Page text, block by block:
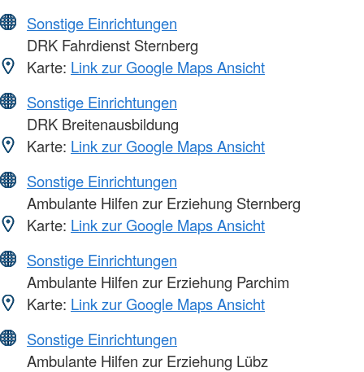
Sonstige Einrichtungen
DRK Fahrdienst Sternberg
Karte: Link zur Google Maps Ansicht
Sonstige Einrichtungen
DRK Breitenausbildung
Karte: Link zur Google Maps Ansicht
Sonstige Einrichtungen
Ambulante Hilfen zur Erziehung Sternberg
Karte: Link zur Google Maps Ansicht
Sonstige Einrichtungen
Ambulante Hilfen zur Erziehung Parchim
Karte: Link zur Google Maps Ansicht
Sonstige Einrichtungen
Ambulante Hilfen zur Erziehung Lübz